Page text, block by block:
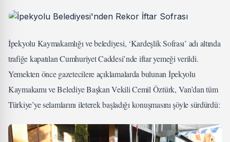
İpekyolu Kaymakamlığı ve belediyesi, ‘Kardeşlik Sofrası’ adı altında
trafiğe kapatılan Cumhuriyet Caddesi’nde iftar yemeği verildi.
Yemekten önce gazetecilere açıklamalarda bulunan İpekyolu
Kaymakamı ve Belediye Başkan Vekili Cemil Öztürk, Van’dan tüm
Türkiye’ye selamlarını ileterek başladığı konuşmasını şöyle sürdürdü: